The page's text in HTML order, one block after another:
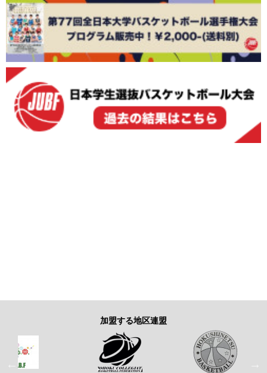
加盟する地区連盟